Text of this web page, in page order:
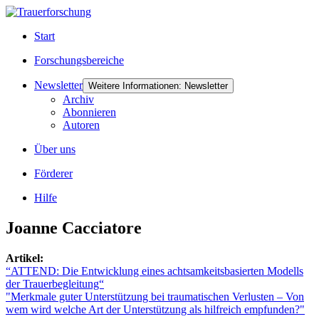
Start
Forschungsbereiche
Newsletter Weitere Informationen: Newsletter
Archiv
Abonnieren
Autoren
Über uns
Förderer
Hilfe
Joanne Cacciatore
Artikel:
“ATTEND: Die Entwicklung eines achtsamkeitsbasierten Modells
der Trauerbegleitung“
"Merkmale guter Unterstützung bei traumatischen Verlusten – Von
wem wird welche Art der Unterstützung als hilfreich empfunden?"